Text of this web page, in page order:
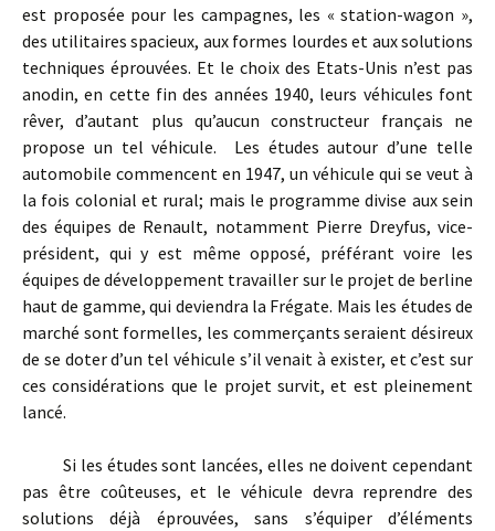
est proposée pour les campagnes, les « station-wagon »,
des utilitaires spacieux, aux formes lourdes et aux solutions
techniques éprouvées. Et le choix des Etats-Unis n’est pas
anodin, en cette fin des années 1940, leurs véhicules font
rêver, d’autant plus qu’aucun constructeur français ne
propose un tel véhicule. Les études autour d’une telle
automobile commencent en 1947, un véhicule qui se veut à
la fois colonial et rural; mais le programme divise aux sein
des équipes de Renault, notamment Pierre Dreyfus, vice-
président, qui y est même opposé, préférant voire les
équipes de développement travailler sur le projet de berline
haut de gamme, qui deviendra la Frégate. Mais les études de
marché sont formelles, les commerçants seraient désireux
de se doter d’un tel véhicule s’il venait à exister, et c’est sur
ces considérations que le projet survit, et est pleinement
lancé.
Si les études sont lancées, elles ne doivent cependant
pas être coûteuses, et le véhicule devra reprendre des
solutions déjà éprouvées, sans s’équiper d’éléments